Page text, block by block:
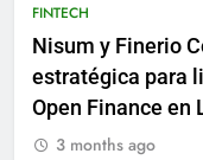
FINTECH
Nisum y Finerio
estratégica para
Open Finance en
3 months ago